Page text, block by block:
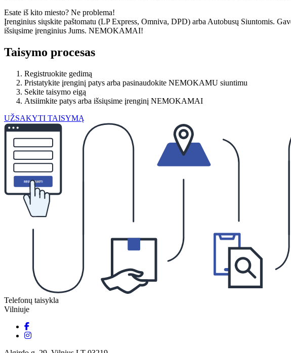
Esate iš kito miesto? Ne problema!
Įrenginius siųskite paštomatu (LP Express, Omniva, DPD) arba Autobusų Siuntomis.
išsiųsime įrenginius Jums. NEMOKAMAI!
Taisymo procesas
Registruokite gedimą
Pristatykite įrenginį patys arba pasinaudokite NEMOKAMU siuntimu
Sekite taisymo eigą
Atsiimkite patys arba išsiųsime įrenginį NEMOKAMAI
UŽSAKYTI TAISYMĄ
Telefonų taisykla
Vilniuje